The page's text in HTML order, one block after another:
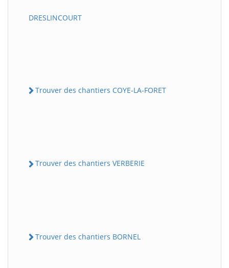
DRESLINCOURT
Trouver des chantiers COYE-LA-FORET
Trouver des chantiers VERBERIE
Trouver des chantiers BORNEL